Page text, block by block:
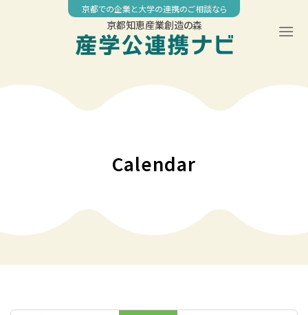
京都での企業と大学の連携のご相談なら
京都知恵産業創造の森
Calendar
04:00